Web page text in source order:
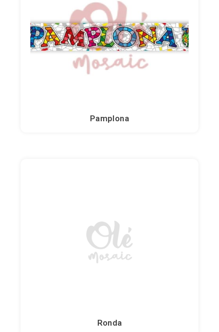
Pamplona
Ronda